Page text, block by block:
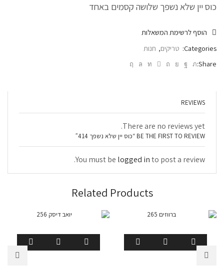
כוס יין שלא נשפך שלושה קסמים באחד
הוסף לרשימת המשאלות
Categories: טריקים, חנות
Share:
REVIEWS
There are no reviews yet.
BE THE FIRST TO REVIEW “כוס יין שלא נשפך 414”
You must be logged into post a review.
Related Products